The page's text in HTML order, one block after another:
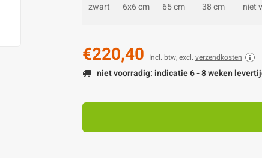
zwart 6x6 cm 65 cm 38 cm niet
€220,40 Incl. btw, excl. verzendkosten
niet voorradig: indicatie 6 - 8 weken